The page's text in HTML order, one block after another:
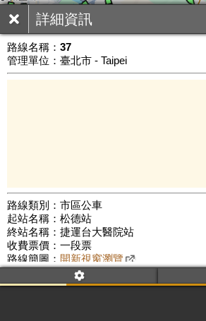
詳細資訊
路線名稱： 37
管理單位：臺北市 - Taipei
路線類別：市區公車
起站名稱：松德站
終站名稱：捷運台大醫院站
收費票價：一段票
路線簡圖： 開新視窗瀏覽
附屬名稱：37
公車數量: 累計6466、上線5391